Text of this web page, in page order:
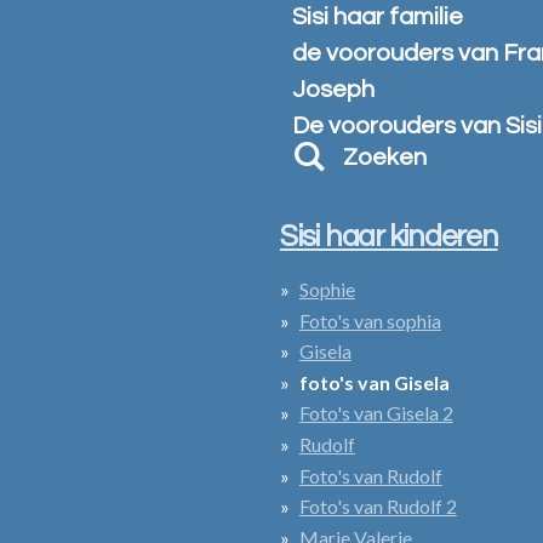
Sisi haar familie
de voorouders van
Joseph
De voorouders van Sisi
Zoeken
Sisi haar kinderen
Sophie
Foto's van sophia
Gisela
foto's van Gisela
Foto's van Gisela 2
Rudolf
Foto's van Rudolf
Foto's van Rudolf 2
Marie Valerie